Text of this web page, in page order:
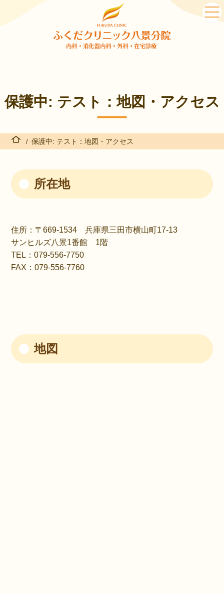
保護中: テスト：地図・アクセス
保護中: テスト：地図・アクセス
所在地
住所：〒669-1534兵庫県三田市横山町17-13
サンヒルズ八景1番館 1階
TEL：079-556-7750
FAX：079-556-7760
地図